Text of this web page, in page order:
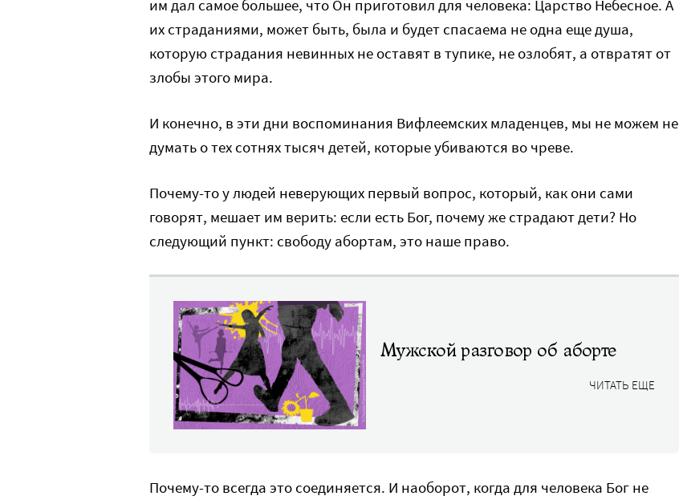
им дал самое большее, что Он приготовил для человека: Царство Небесное. А
их страданиями, может быть, была и будет спасаема не одна еще душа,
которую страдания невинных не оставят в тупике, не озлобят, а отвратят от
злобы этого мира.
И конечно, в эти дни воспоминания Вифлеемских младенцев, мы не можем не
думать о тех сотнях тысяч детей, которые убиваются во чреве.
Почему-то у людей неверующих первый вопрос, который, как они сами
говорят, мешает им верить: если есть Бог, почему же страдают дети? Но
следующий пункт: свободу абортам, это наше право.
Мужской разговор об аборте
ЧИТАТЬ ЕЩЕ
Почему-то всегда это соединяется. И наоборот, когда для человека Бог не